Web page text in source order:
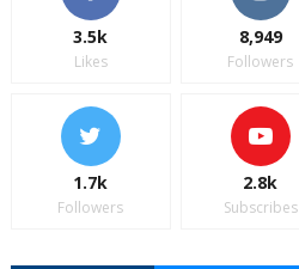
3.5k
Likes
8,949
Followers
1.7k
Followers
2.8k
Subscribes